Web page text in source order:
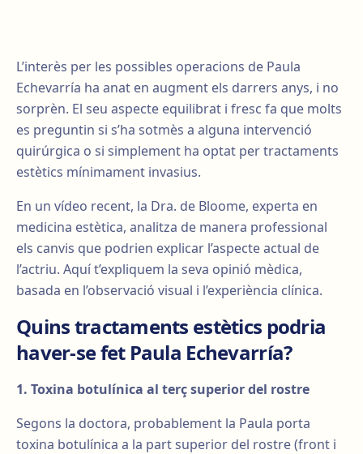
L’interès per les possibles operacions de Paula
Echevarría ha anat en augment els darrers anys, i no
sorprèn. El seu aspecte equilibrat i fresc fa que molts
es preguntin si s’ha sotmès a alguna intervenció
quirúrgica o si simplement ha optat per tractaments
estètics mínimament invasius.
En un vídeo recent, la Dra. de Bloome, experta en
medicina estètica, analitza de manera professional
els canvis que podrien explicar l’aspecte actual de
l’actriu. Aquí t’expliquem la seva opinió mèdica,
basada en l’observació visual i l’experiència clínica.
Quins tractaments estètics podria
haver-se fet Paula Echevarría?
1. Toxina botulínica al terç superior del rostre
Segons la doctora, probablement la Paula porta
toxina botulínica a la part superior del rostre (front i